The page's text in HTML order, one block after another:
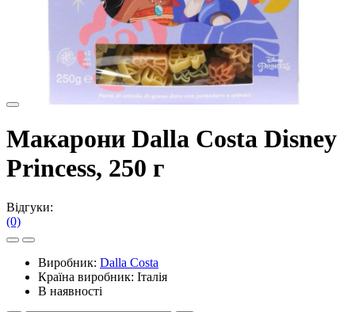
Макарони Dalla Costa Disney
Princess, 250 г
Відгуки:
(0)
Виробник: Dalla Costa
Країна виробник: Італія
В наявності